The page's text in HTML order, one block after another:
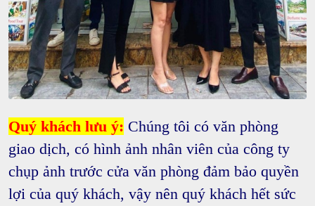
Quý khách lưu ý: Chúng tôi có văn phòng
giao dịch, có hình ảnh nhân viên của công ty
chụp ảnh trước cửa văn phòng đảm bảo quyền
lợi của quý khách, vậy nên quý khách hết sức